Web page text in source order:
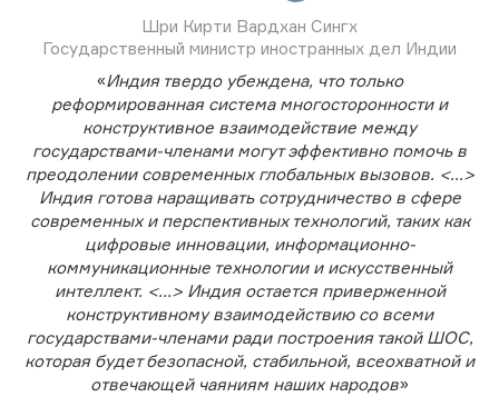
Шри Кирти Вардхан Сингх
Государственный министр иностранных дел Индии
«Индия твердо убеждена, что только
реформированная система многосторонности и
конструктивное взаимодействие между
государствами-членами могут эффективно помочь в
преодолении современных глобальных вызовов. <...>
Индия готова наращивать сотрудничество в сфере
современных и перспективных технологий, таких как
цифровые инновации, информационно-
коммуникационные технологии и искусственный
интеллект. <...> Индия остается приверженной
конструктивному взаимодействию со всеми
государствами-членами ради построения такой ШОС,
которая будет безопасной, стабильной, всеохватной и
отвечающей чаяниям наших народов»